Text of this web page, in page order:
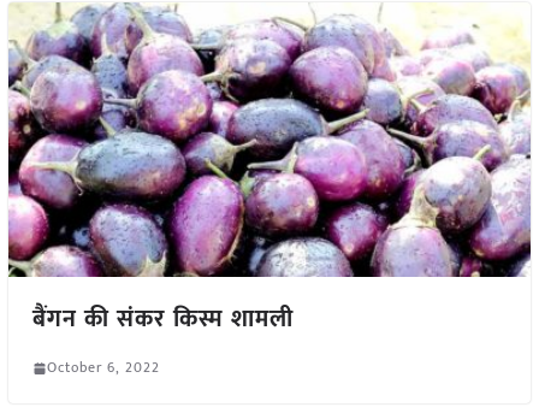
बैंगन की संकर किस्म शामली
October 6, 2022